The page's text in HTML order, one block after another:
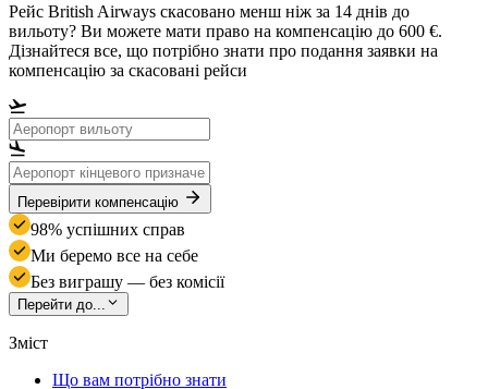
Рейс British Airways скасовано менш ніж за 14 днів до
вильоту? Ви можете мати право на компенсацію до 600 €.
Дізнайтеся все, що потрібно знати про подання заявки на
компенсацію за скасовані рейси
Перевірити компенсацію
98% успішних справ
Ми беремо все на себе
Без виграшу — без комісії
Перейти до...
Зміст
Що вам потрібно знати